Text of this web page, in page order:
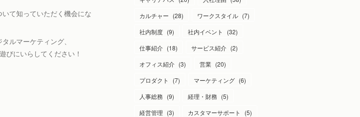
て知っていただく機会にな
ルマーケティング、
びにいらしてください！
カルチャー (28) ワークスタイル (7)
社内制度 (9) 社内イベント (32)
仕事紹介 (18) サービス紹介 (2)
オフィス紹介 (3) 営業 (20)
プロダクト
(7) マーケティング (6)
人事総務 (9) 経理・財務 (5)
経営管理 (3) カスタマーサポート (5)